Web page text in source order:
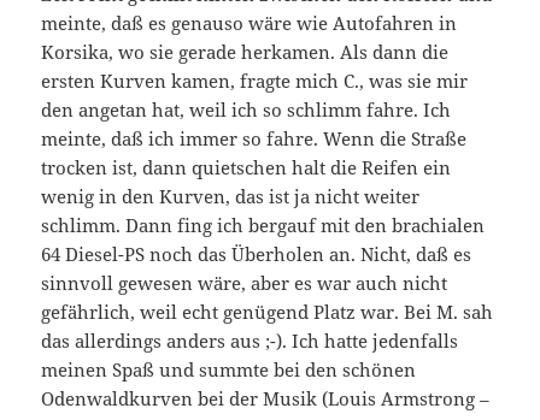
meinte, daß es genauso wäre wie Autofahren in
Korsika, wo sie gerade herkamen. Als dann die
ersten Kurven kamen, fragte mich C., was sie mir
den angetan hat, weil ich so schlimm fahre. Ich
meinte, daß ich immer so fahre. Wenn die Straße
trocken ist, dann quietschen halt die Reifen ein
wenig in den Kurven, das ist ja nicht weiter
schlimm. Dann fing ich bergauf mit den brachialen
64 Diesel-PS noch das Überholen an. Nicht, daß es
sinnvoll gewesen wäre, aber es war auch nicht
gefährlich, weil echt genügend Platz war. Bei M. sah
das allerdings anders aus ;-). Ich hatte jedenfalls
meinen Spaß und summte bei den schönen
Odenwaldkurven bei der Musik (Louis Armstrong –